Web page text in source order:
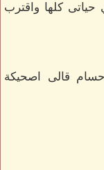
كلها واقترب
قالى اصحيكة